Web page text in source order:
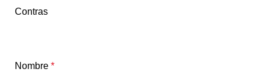
Contras
Nombre *